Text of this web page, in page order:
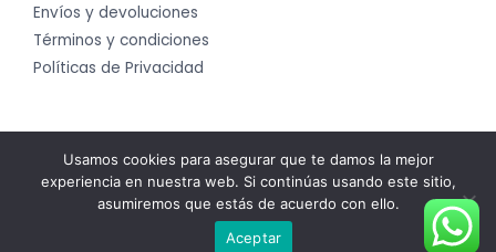
Envíos y devoluciones
Términos y condiciones
Políticas de Privacidad
Copyright © 2026 pangeatacticalandoutdoorsweb
Powered by pangeatacticalandoutdoorsweb
Usamos cookies para asegurar que te damos la mejor
experiencia en nuestra web. Si continúas usando este sitio,
asumiremos que estás de acuerdo con ello.
Aceptar